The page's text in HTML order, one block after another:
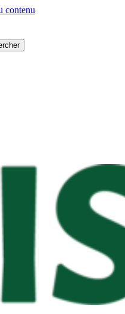
contenu